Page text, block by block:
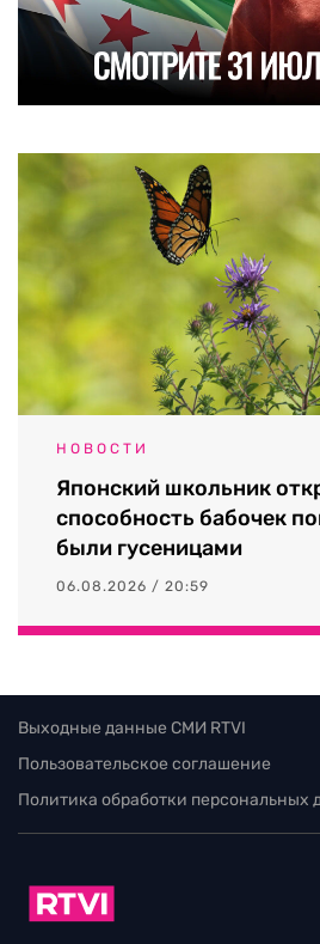
НОВОСТИ
Японский школьник
способность бабочек
были гусеницами
06.08.2026 / 20:59
Выходные данные СМИ RTVI
Пользовательское соглашение
Политика обработки персональных